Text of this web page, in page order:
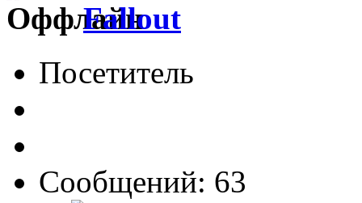
Fallout
Посетитель
Сообщений: 63